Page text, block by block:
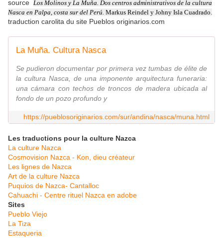
source Los Molinos y La Muña. Dos centros administrativos de la cultura
Nasca en Palpa, costa sur del Perú. Markus Reindel y Johny Isla Cuadrado.
traduction carolita du site Pueblos originarios.com
La Muña. Cultura Nasca
Se pudieron documentar por primera vez tumbas de élite de
la cultura Nasca, de una imponente arquitectura funeraria:
una cámara con techos de troncos de madera ubicada al
fondo de un pozo profundo y
https://pueblosoriginarios.com/sur/andina/nasca/muna.html
Les traductions pour la culture Nazca
La culture Nazca
Cosmovision Nazca - Kon, dieu créateur
Les lignes de Nazca
Art de la culture Nazca
Puquios de Nazca- Cantalloc
Cahuachi - Centre rituel Nazca en adobe
Sites
Pueblo Viejo
La Tiza
Estaqueria